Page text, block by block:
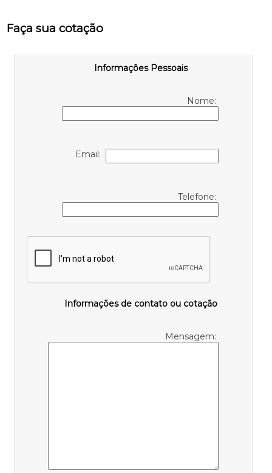
Faça sua cotação
Informações Pessoais
Nome:
Email:
Telefone:
Informações de contato ou cotação
Mensagem: